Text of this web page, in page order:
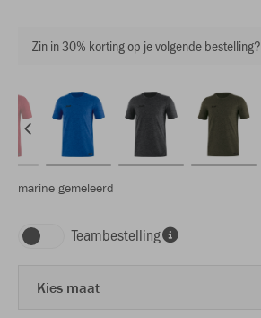
Zin in 30% korting op je volgende bestelling?
marine gemeleerd
Teambestelling
Kies maat